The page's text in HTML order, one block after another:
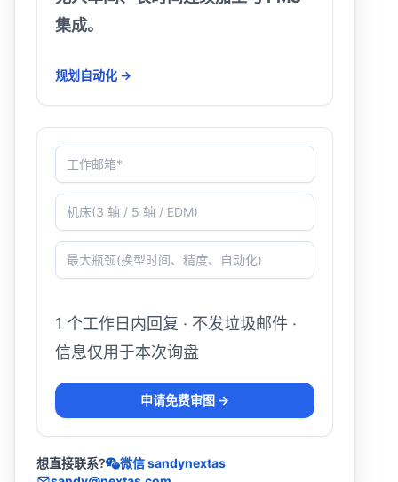
集成。
规划自动化 →
工作邮箱*
机床(3 轴 / 5 轴 / EDM)
最大瓶颈(换型时间、精度、自动化)
1 个工作日内回复 · 不发垃圾邮件 ·
信息仅用于本次询盘
申请免费审图 →
想直接联系?
微信 sandynextas